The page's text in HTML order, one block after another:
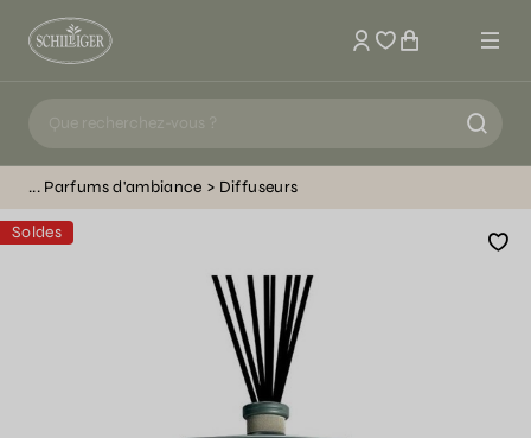
Mon compte
Parfums d'ambiance Diffuseurs
Soldes